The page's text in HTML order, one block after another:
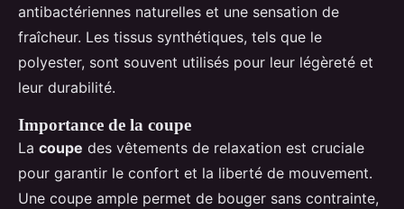
antibactériennes naturelles et une sensation de
fraîcheur. Les tissus synthétiques, tels que le
polyester, sont souvent utilisés pour leur légèreté et
leur durabilité.
Importance de la coupe
La coupe des vêtements de relaxation est cruciale
pour garantir le confort et la liberté de mouvement.
Une coupe ample permet de bouger sans contrainte,